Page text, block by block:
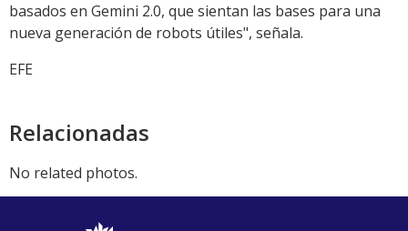
basados ​​en Gemini 2.0, que sientan las bases para una
nueva generación de robots útiles", señala.
EFE
Relacionadas
No related photos.